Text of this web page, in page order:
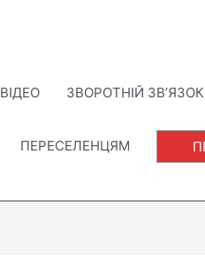
ВІДЕО ЗВОРОТНІЙ ЗВ’ЯЗОК
ПЕРЕСЕЛЕНЦЯМ